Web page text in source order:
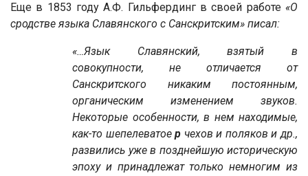
Еще в 1853 году А.Ф. Гильфердинг в своей работе«О
сродстве языка Славянского с Санскритским» писал:
«…Язык Славянский, взятый в
совокупности, не отличается от
Санскритского никаким постоянным,
органическим изменением звуков.
Некоторые особенности, в нем находимые,
как-то шепелеватоеp чехов и поляков и др.,
развились уже в позднейшую историческую
эпоху и принадлежат только немногим из